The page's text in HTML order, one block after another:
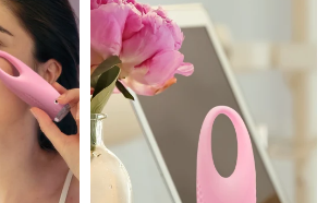
設備
cleansing devices
設備
facial hydration devices
設備
sonic toothbrushes
P1 Primer
honey primer
護膚品
skincare
221
aging LED hand mask
護膚品
skincare
護膚品
skincare
產品
treatments
Red Light Serum
skincare
skincare
2 Pro Max
IPL hair removal device
身體護理
2 body
body toning
預計送達日期
預計送達日期
預計送達日期8/11/26
預計送達日期 8/15/26